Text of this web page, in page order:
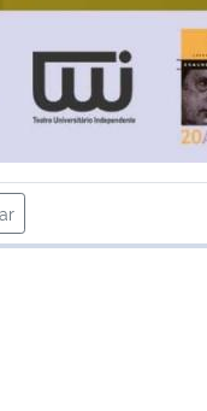
área de transferência